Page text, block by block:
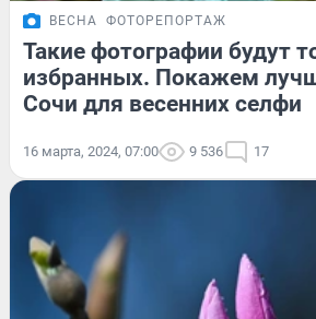
ВЕСНА ФОТОРЕПОРТАЖ
Такие фотографии будут
избранных. Покажем
Сочи для весенних селфи
16 марта, 2024, 07:00 9 536 17